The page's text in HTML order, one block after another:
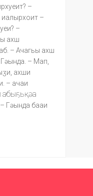
–
–
–
ахш
– Ачагьы ахш
– Мап,
ахши
– ачаи
абыҕьқәа
Гәында бааи